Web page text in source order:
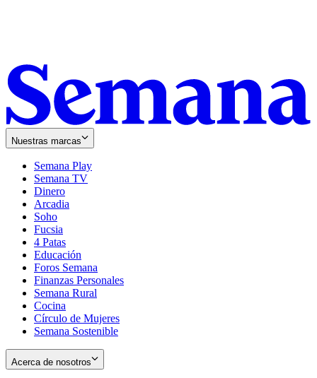
Nuestras marcas
Semana Play
Semana TV
Dinero
Arcadia
Soho
in
new
window
Fucsia
in
new
window
4 Patas
Educación
Foros Semana
Finanzas Personales
Semana Rural
Cocina
Círculo de Mujeres
Semana Sostenible
Acerca de nosotros